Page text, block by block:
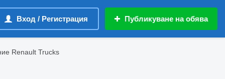
Вход / Регистрация Публикуване на обява
Renault Trucks